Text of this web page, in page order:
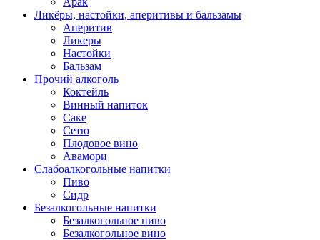
Ликёры, настойки, аперитивы и бальзамы
Аперитив
Ликеры
Настойки
Бальзам
Прочий алкоголь
Коктейль
Винный напиток
Саке
Сетю
Плодовое вино
Авамори
Слабоалкогольные напитки
Пиво
Сидр
Безалкогольные напитки
Безалкогольное пиво
Безалкогольное вино